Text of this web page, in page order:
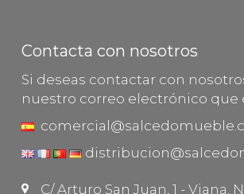
Contacta con nosotros
Si deseas contactar con
nuestro correo electrónico que
C/ Arturo San Juan, 1 - Viana,